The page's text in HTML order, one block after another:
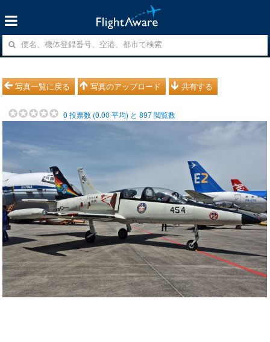
写真一覧に戻る 写真のアップロード 共有する
0 投票数 (0.00 平均) と897閲覧数